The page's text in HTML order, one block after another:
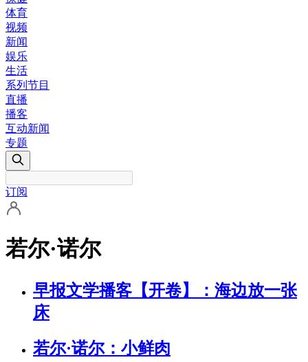
体育
视频
新闻
娱乐
生活
系列节目
直播
播客
互动新闻
专题
订阅
若尔·诺尔
早报文学播客【开卷】：海边放一张
床
若尔·诺尔：小鲜肉